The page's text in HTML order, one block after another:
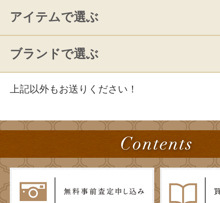
アイテムで選ぶ
ブランドで選ぶ
上記以外もお送りください！